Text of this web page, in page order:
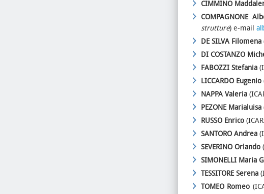
CIMMINO
COMPAGNONE
strutture) e-mail
DE SILVA Filomena
DI COSTANZO
FABOZZI Stefania
LICCARDO Eugenio
NAPPA Valeria
PEZONE Marialuisa
RUSSO Enrico
SANTORO Andrea
SEVERINO Orlando
SIMONELLI Maria
TESSITORE Serena
TOMEO Romeo